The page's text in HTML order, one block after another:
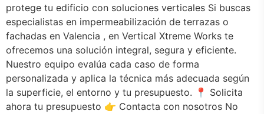
protege tu edificio con soluciones verticales Si buscas
especialistas en impermeabilización de terrazas o
fachadas en Valencia , en Vertical Xtreme Works te
ofrecemos una solución integral, segura y eficiente.
Nuestro equipo evalúa cada caso de forma
personalizada y aplica la técnica más adecuada según
la superficie, el entorno y tu presupuesto. 📍 Solicita
ahora tu presupuesto 👉 Contacta con nosotros No